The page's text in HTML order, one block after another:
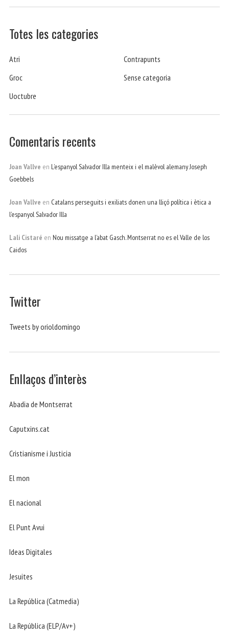
Totes les categories
Atri
Contrapunts
Groc
Sense categoria
Uoctubre
Comentaris recents
Joan Vallve en L’espanyol Salvador Illa menteix i el malèvol alemany Joseph
Goebbels
Joan Vallve en Catalans perseguits i exiliats donen una lliçó política i ètica a
l’espanyol Salvador Illa
Lali Cistaré en Nou missatge a l’abat Gasch. Montserrat no es el Valle de los
Caidos
Twitter
Tweets by orioldomingo
Enllaços d’interès
Abadia de Montserrat
Caputxins.cat
Cristianisme i Justicia
El mon
El nacional
El Punt Avui
Ideas Digitales
Jesuites
La República (Catmedia)
La República (ELP/Av+)